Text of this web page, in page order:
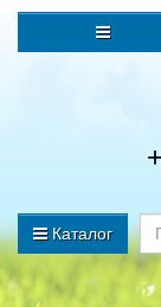
Каталог